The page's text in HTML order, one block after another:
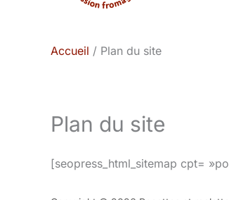
Accueil Plan du site
Plan du site
[seopress_html_sitemap cpt=